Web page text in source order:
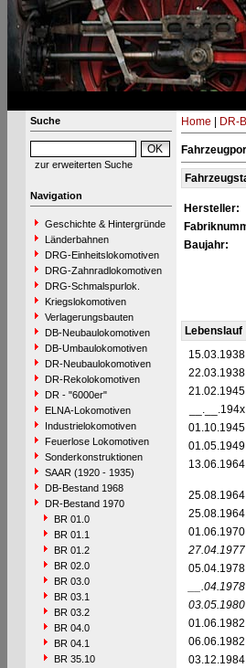
Suche
zur erweiterten Suche
Navigation
Geschichte & Hintergründe
Länderbahnen
DRG-Einheitslokomotiven
DRG-Zahnradlokomotiven
DRG-Schmalspurlok.
Kriegslokomotiven
Verlagerungsbauten
DB-Neubaulokomotiven
DB-Umbaulokomotiven
DR-Neubaulokomotiven
DR-Rekolokomotiven
DR - "6000er"
ELNA-Lokomotiven
Industrielokomotiven
Feuerlose Lokomotiven
Sonderkonstruktionen
SAAR (1920 - 1935)
DB-Bestand 1968
DR-Bestand 1970
BR 01.0
BR 01.1
BR 01.2
BR 02.0
BR 03.0
BR 03.1
BR 03.2
BR 04.0
BR 04.1
BR 35.10
Home DR-
Hersteller:
Baujahr:
Lebenslauf
15.03.1938
22.03.1938
21.02.1945
__.__.194x
01.10.1945
01.05.1949
13.06.1964
25.08.1964
25.08.1964
01.06.1970
27.04.1977
05.04.1978
__.04.1978
03.05.1980
01.06.1982
06.06.1982
03.12.1984